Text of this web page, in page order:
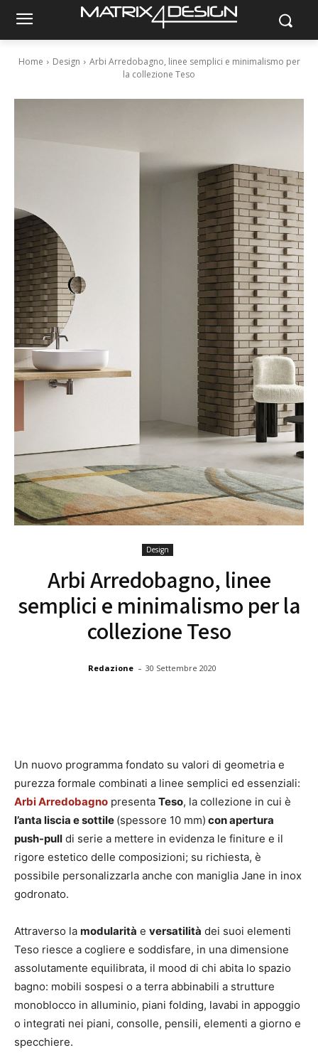
Home Design
Arbi Arredobagno, linee semplici e minimalismo per
la collezione Teso
Design
Arbi Arredobagno, linee
semplici e minimalismo per la
collezione Teso
Redazione - 30 Settembre 2020
Un nuovo programma fondato su valori di geometria e
purezza formale combinati a linee semplici ed essenziali:
Arbi Arredobagno presenta Teso, la collezione in cui è
l’anta liscia e sottile (spessore 10 mm) con apertura
push-pull di serie a mettere in evidenza le finiture e il
rigore estetico delle composizioni; su richiesta, è
possibile personalizzarla anche con maniglia Jane in inox
godronato.
Attraverso la modularità e versatilità dei suoi elementi
Teso riesce a cogliere e soddisfare, in una dimensione
assolutamente equilibrata, il mood di chi abita lo spazio
bagno: mobili sospesi o a terra abbinabili a strutture
monoblocco in alluminio, piani folding, lavabi in appoggio
o integrati nei piani, consolle, pensili, elementi a giorno e
specchiere.